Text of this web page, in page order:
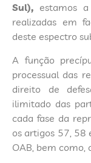
Sul), estamos
realizadas em
deste espectro
A função
processual das
direito de
ilimitado das
cada fase da
os artigos 57, 58
OAB, bem como,